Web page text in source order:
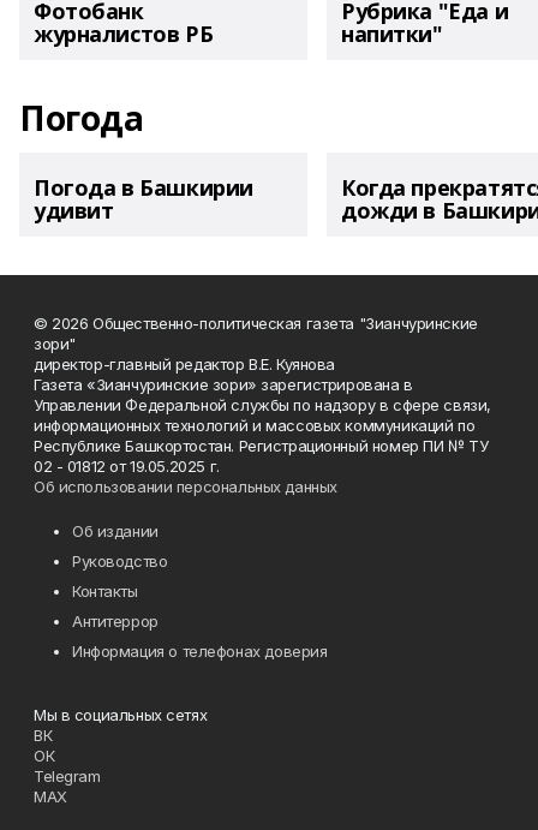
Фотобанк
журналистов РБ
Рубрика "Еда и
напитки"
Погода
Погода в Башкирии
удивит
Когда
дожди в
© 2026 Общественно-политическая газета "Зианчуринские
зори"
директор-главный редактор В.Е. Куянова
Газета «Зианчуринские зори» зарегистрирована в
Управлении Федеральной службы по надзору в сфере связи,
информационных технологий и массовых коммуникаций по
Республике Башкортостан. Регистрационный номер ПИ № ТУ
02 - 01812 от 19.05.2025 г.
Об использовании персональных данных
Об издании
Руководство
Контакты
Антитеррор
Информация о телефонах доверия
Мы в социальных сетях
ВК
ОК
Telegram
MAX